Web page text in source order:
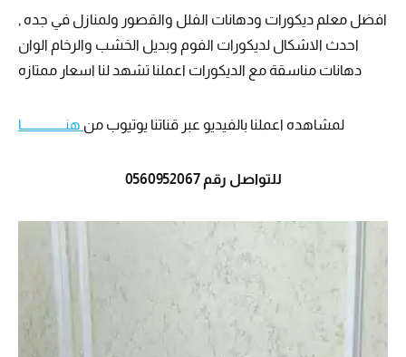
افضل معلم ديكورات ودهانات الفلل والقصور ولمنازل في جده ,
احدث الاشكال لديكورات الفوم وبديل الخشب والرخام الوان
دهانات مناسقة مع الديكورات اعملنا تشهد لنا اسعار ممتازه
لمشاهده اعملنا بالفيديو عبر قناتنا يوتيوب من هنــــــــــــــــا
للتواصل رقم 0560952067